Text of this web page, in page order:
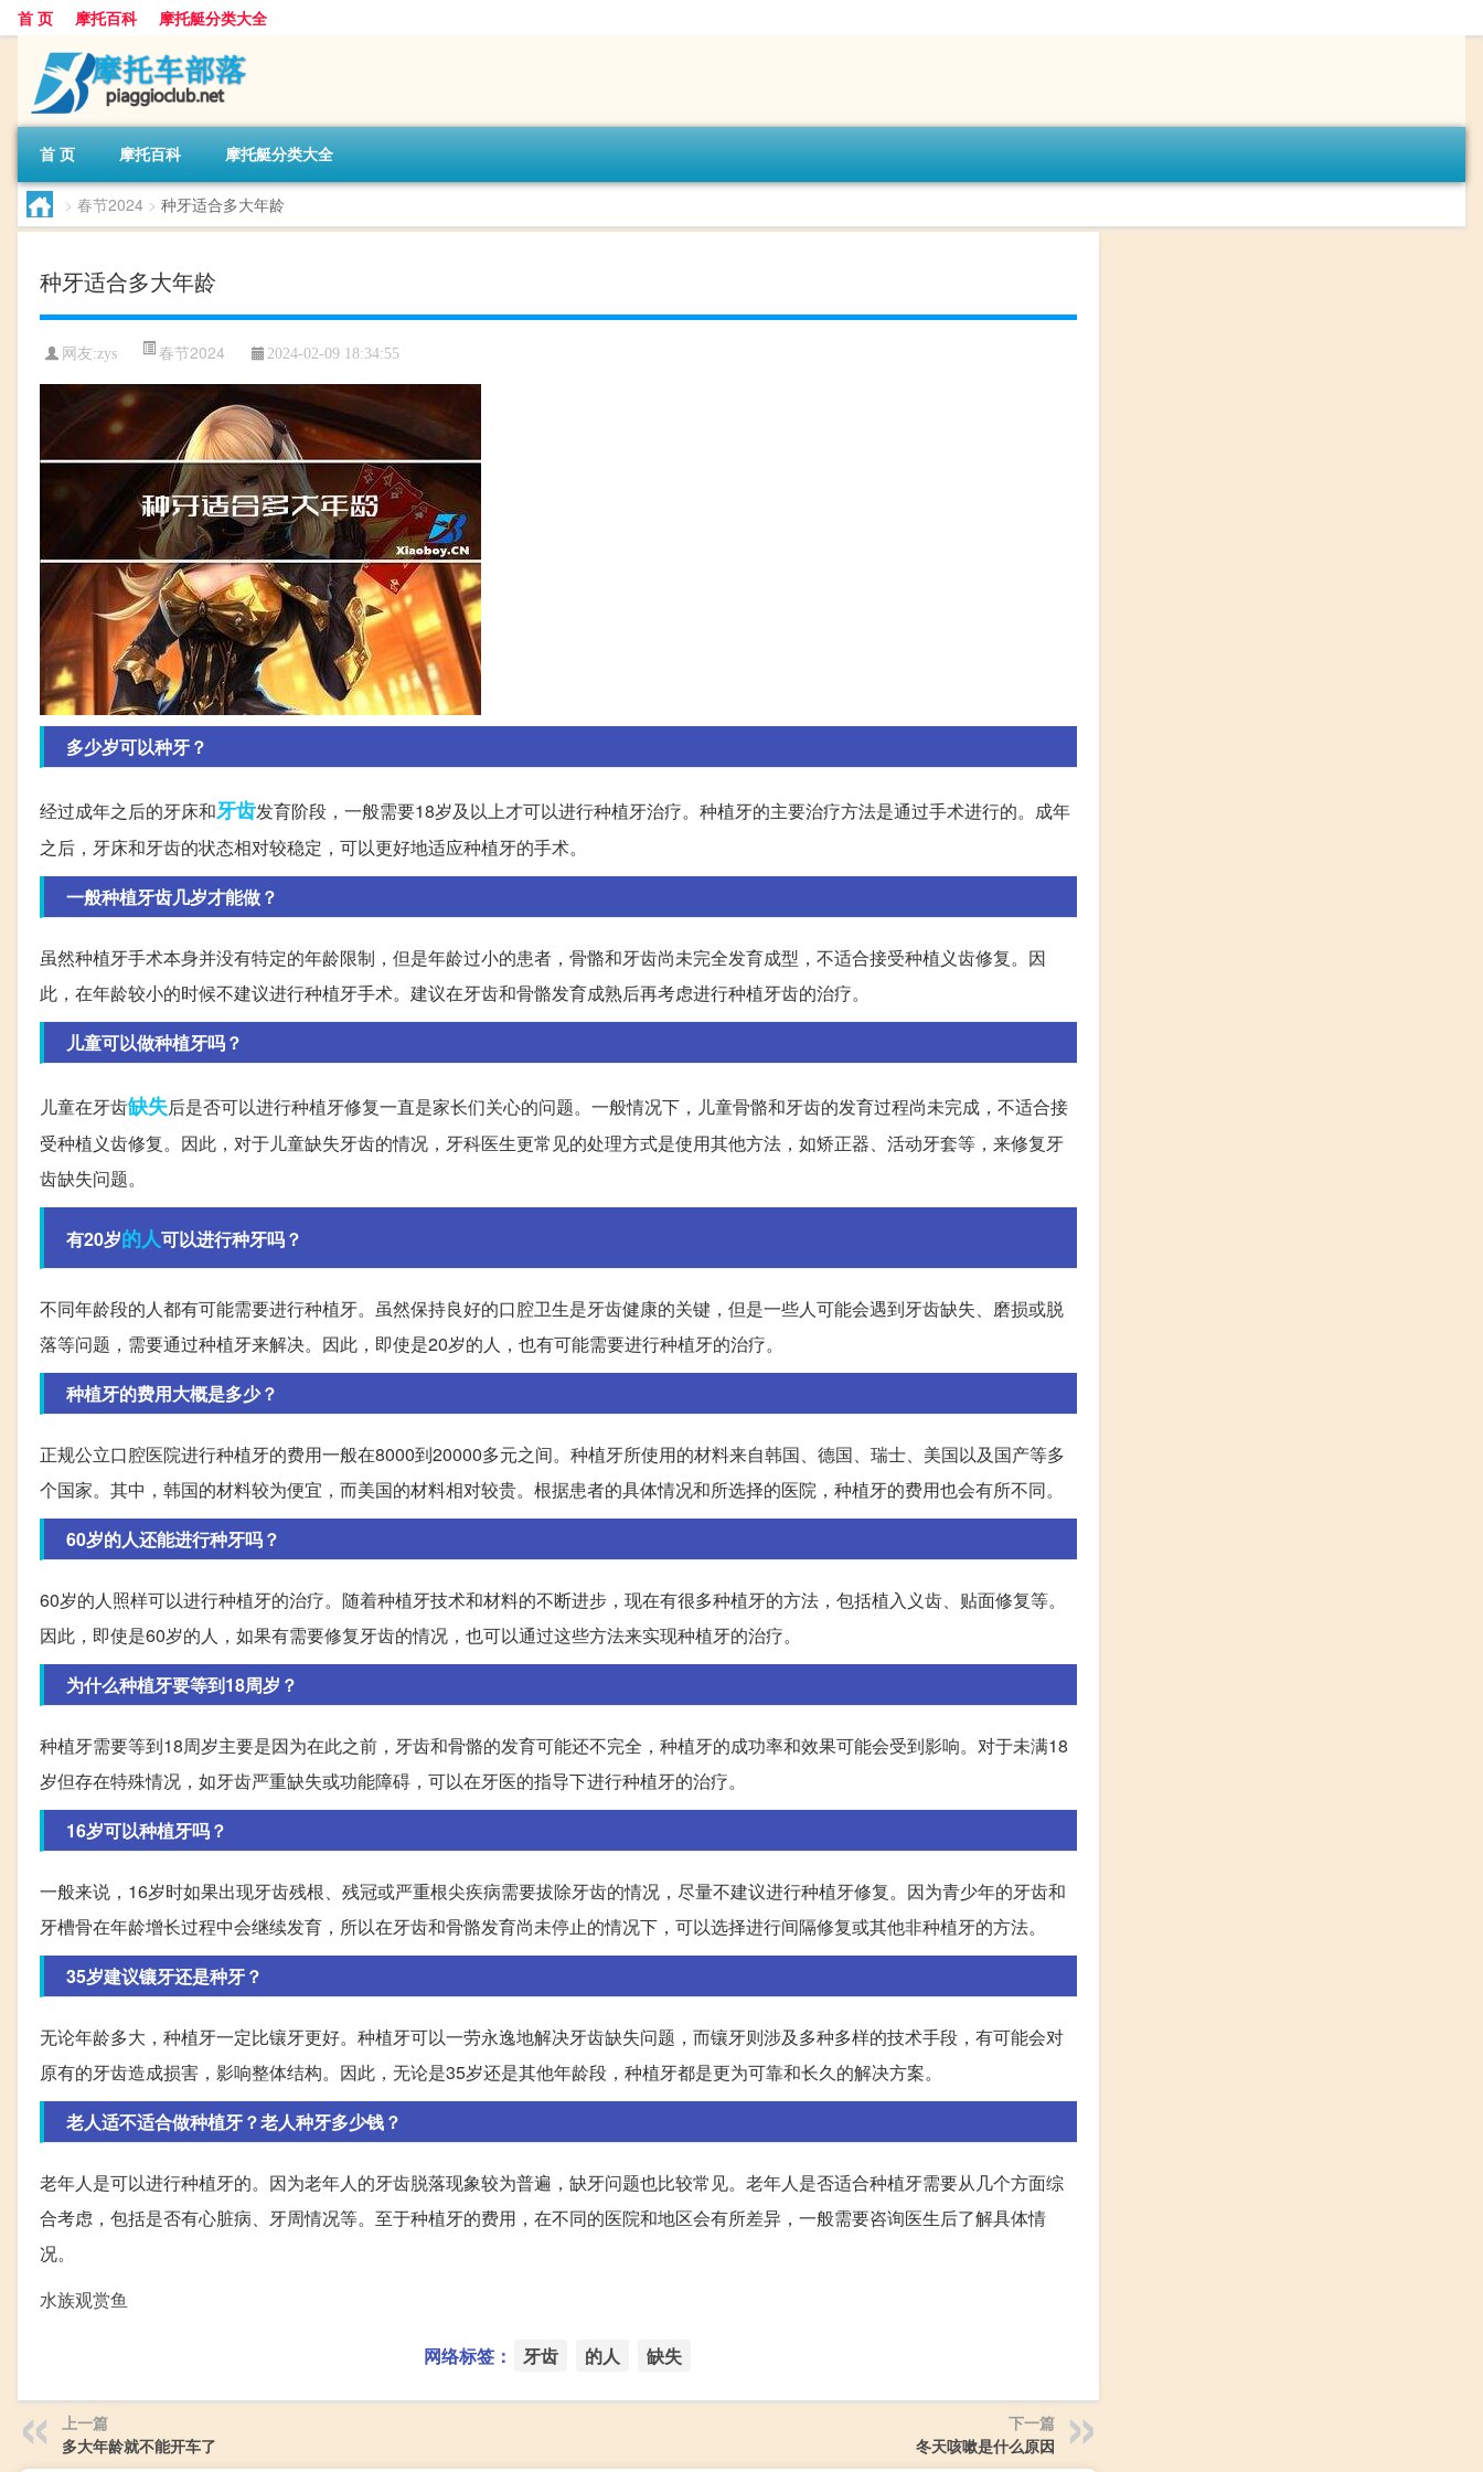
首 页 摩托百科 摩托艇分类大全
首 页 摩托百科 摩托艇分类大全
> 春节2024 > 种牙适合多大年龄
种牙适合多大年龄
网友:zys 春节2024 2024-02-09 18:34:55
多少岁可以种牙？
经过成年之后的牙床和牙齿发育阶段，一般需要18岁及以上才可以进行种植牙治疗。种植牙的主要治疗方法是通过手术进行的。成年
之后，牙床和牙齿的状态相对较稳定，可以更好地适应种植牙的手术。
一般种植牙齿几岁才能做？
虽然种植牙手术本身并没有特定的年龄限制，但是年龄过小的患者，骨骼和牙齿尚未完全发育成型，不适合接受种植义齿修复。因
此，在年龄较小的时候不建议进行种植牙手术。建议在牙齿和骨骼发育成熟后再考虑进行种植牙齿的治疗。
儿童可以做种植牙吗？
儿童在牙齿缺失后是否可以进行种植牙修复一直是家长们关心的问题。一般情况下，儿童骨骼和牙齿的发育过程尚未完成，不适合接
受种植义齿修复。因此，对于儿童缺失牙齿的情况，牙科医生更常见的处理方式是使用其他方法，如矫正器、活动牙套等，来修复牙
齿缺失问题。
有20岁的人可以进行种牙吗？
不同年龄段的人都有可能需要进行种植牙。虽然保持良好的口腔卫生是牙齿健康的关键，但是一些人可能会遇到牙齿缺失、磨损或脱
落等问题，需要通过种植牙来解决。因此，即使是20岁的人，也有可能需要进行种植牙的治疗。
种植牙的费用大概是多少？
正规公立口腔医院进行种植牙的费用一般在8000到20000多元之间。种植牙所使用的材料来自韩国、德国、瑞士、美国以及国产等多
个国家。其中，韩国的材料较为便宜，而美国的材料相对较贵。根据患者的具体情况和所选择的医院，种植牙的费用也会有所不同。
60岁的人还能进行种牙吗？
60岁的人照样可以进行种植牙的治疗。随着种植牙技术和材料的不断进步，现在有很多种植牙的方法，包括植入义齿、贴面修复等。
因此，即使是60岁的人，如果有需要修复牙齿的情况，也可以通过这些方法来实现种植牙的治疗。
为什么种植牙要等到18周岁？
种植牙需要等到18周岁主要是因为在此之前，牙齿和骨骼的发育可能还不完全，种植牙的成功率和效果可能会受到影响。对于未满18
岁但存在特殊情况，如牙齿严重缺失或功能障碍，可以在牙医的指导下进行种植牙的治疗。
16岁可以种植牙吗？
一般来说，16岁时如果出现牙齿残根、残冠或严重根尖疾病需要拔除牙齿的情况，尽量不建议进行种植牙修复。因为青少年的牙齿和
牙槽骨在年龄增长过程中会继续发育，所以在牙齿和骨骼发育尚未停止的情况下，可以选择进行间隔修复或其他非种植牙的方法。
35岁建议镶牙还是种牙？
无论年龄多大，种植牙一定比镶牙更好。种植牙可以一劳永逸地解决牙齿缺失问题，而镶牙则涉及多种多样的技术手段，有可能会对
原有的牙齿造成损害，影响整体结构。因此，无论是35岁还是其他年龄段，种植牙都是更为可靠和长久的解决方案。
老人适不适合做种植牙？老人种牙多少钱？
老年人是可以进行种植牙的。因为老年人的牙齿脱落现象较为普遍，缺牙问题也比较常见。老年人是否适合种植牙需要从几个方面综
合考虑，包括是否有心脏病、牙周情况等。至于种植牙的费用，在不同的医院和地区会有所差异，一般需要咨询医生后了解具体情
况。
水族观赏鱼
网络标签： 牙齿 的人 缺失
上一篇
多大年龄就不能开车了
下一篇
冬天咳嗽是什么原因